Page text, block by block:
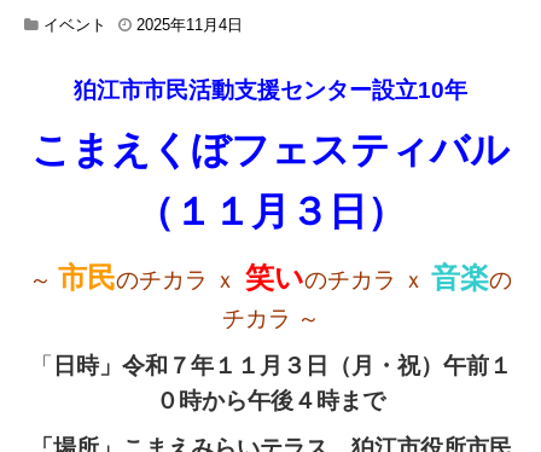
イベント 2025年11月4日
6
2
月
狛江市市民活動支援センター設立10年
こまえくぼフェスティバル
（１１月３日）
～ 市民のチカラ ｘ 笑いのチカラ ｘ 音楽の
チカラ ～
「 日時」令和７年１１月３日（月・祝）午前１
０時から午後４時まで